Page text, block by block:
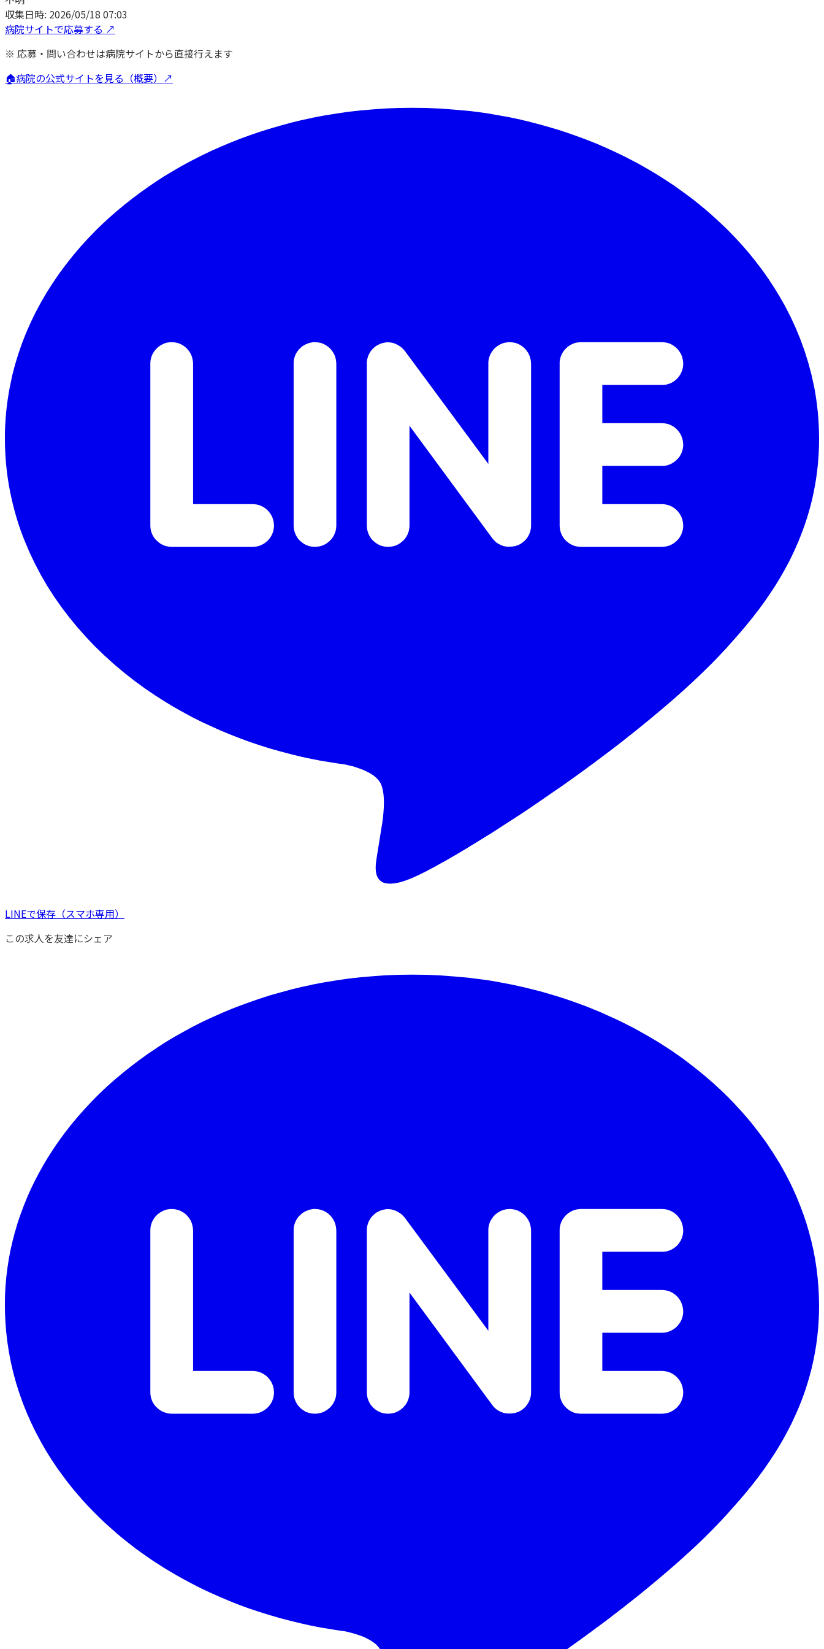
収集日時: 2026/05/18 07:03
病院サイトで応募する ↗
※ 応募・問い合わせは病院サイトから直接行えます
🏠病院の公式サイトを見る（概要）↗
LINEで保存 （スマホ専用）
この求人を友達にシェア